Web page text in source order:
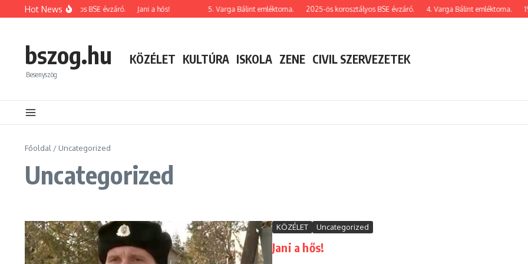
Ugrás a tartalomhoz
Hot News
2026-os korosztályos BSE évzáró. Jani a hős! 5. Varga Bálint emléktorna. 2025-ös korosztályos BSE évzáró. 4. Varga Bálint emléktorna.
bszog.hu
Besenyszög
KÖZÉLET KULTÚRA ISKOLA ZENE CIVIL SZERVEZETEK
Főoldal / Uncategorized
Uncategorized
KÖZÉLET Uncategorized
Jani a hős!
...